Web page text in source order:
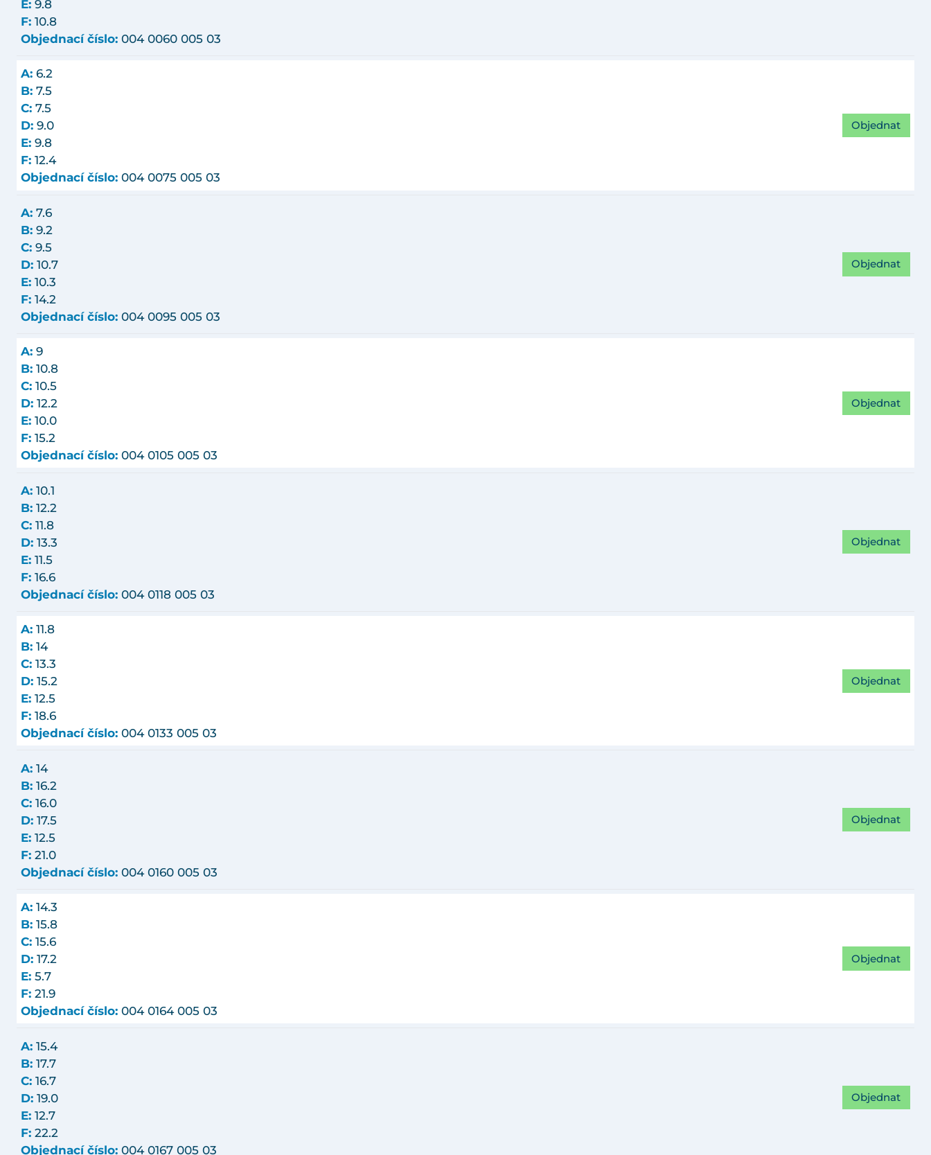
E: 9.8
F: 10.8
Objednací číslo: 004 0060 005 03
A: 6.2
B: 7.5
C: 7.5
D: 9.0
E: 9.8
F: 12.4
Objednací číslo: 004 0075 005 03
Objednat
A: 7.6
B: 9.2
C: 9.5
D: 10.7
E: 10.3
F: 14.2
Objednací číslo: 004 0095 005 03
Objednat
A: 9
B: 10.8
C: 10.5
D: 12.2
E: 10.0
F: 15.2
Objednací číslo: 004 0105 005 03
Objednat
A: 10.1
B: 12.2
C: 11.8
D: 13.3
E: 11.5
F: 16.6
Objednací číslo: 004 0118 005 03
Objednat
A: 11.8
B: 14
C: 13.3
D: 15.2
E: 12.5
F: 18.6
Objednací číslo: 004 0133 005 03
Objednat
A: 14
B: 16.2
C: 16.0
D: 17.5
E: 12.5
F: 21.0
Objednací číslo: 004 0160 005 03
Objednat
A: 14.3
B: 15.8
C: 15.6
D: 17.2
E: 5.7
F: 21.9
Objednací číslo: 004 0164 005 03
Objednat
A: 15.4
B: 17.7
C: 16.7
D: 19.0
E: 12.7
F: 22.2
Objednací číslo: 004 0167 005 03
Objednat